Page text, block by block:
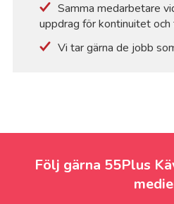
Samma medarbetare
uppdrag för kontinuitet
Vi tar gärna de jobb
Följ gärna 55Plus